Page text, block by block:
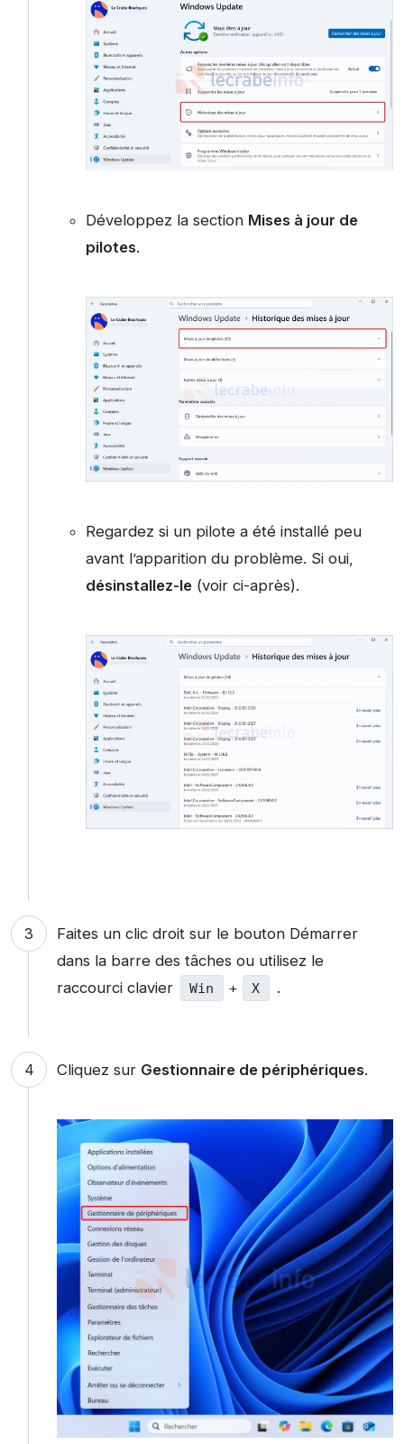
Développez la section Mises à jour de
pilotes.
Regardez si un pilote a été installé peu
avant l’apparition du problème. Si oui,
désinstallez-le(voir ci-après).
Faites un clic droit sur le bouton Démarrer
dans la barre des tâches ou utilisez le
raccourci clavier
Win + X .
Cliquez sur Gestionnaire de périphériques.